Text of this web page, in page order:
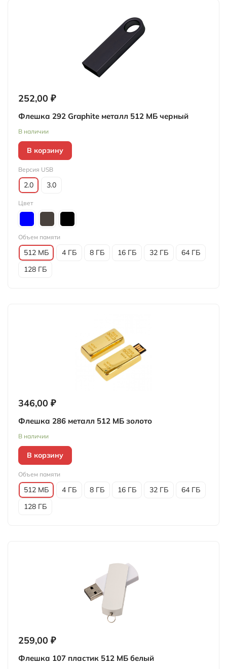
252,00 ₽
Флешка 292 Graphite металл 512 МБ черный
В наличии
В корзину
Версия USB
2.0 3.0
Цвет
Объем памяти
512 МБ 4 ГБ 8 ГБ 16 ГБ 32 ГБ
64 ГБ
128 ГБ
346,00 ₽
Флешка 286 металл 512 МБ золото
В наличии
В корзину
Объем памяти
512 МБ 4 ГБ 8 ГБ 16 ГБ 32 ГБ
64 ГБ
128 ГБ
259,00 ₽
Флешка 107 пластик 512 МБ белый